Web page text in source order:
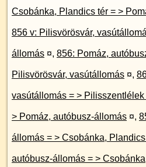
856 v: Pilisvörösvár, vasútállomás = > Pomáz,
állomás ¤, 856: Pomáz,
Pilisvörösvár, vasútállomás ¤,
vasútállomás = > Pilisszentlélek = > Dobogókő, hegytető =
> Pomáz, autóbusz-állomás ¤,
állomás = > Csobánka,
autóbusz-állomás = > Csobánka, Plandics tér = >